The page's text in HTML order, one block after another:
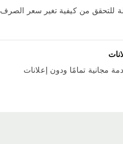
للتحقق من كيفية تغير سعر الصرف
مجانية تمامًا ودون إعلانات